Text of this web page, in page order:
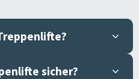
sicher?